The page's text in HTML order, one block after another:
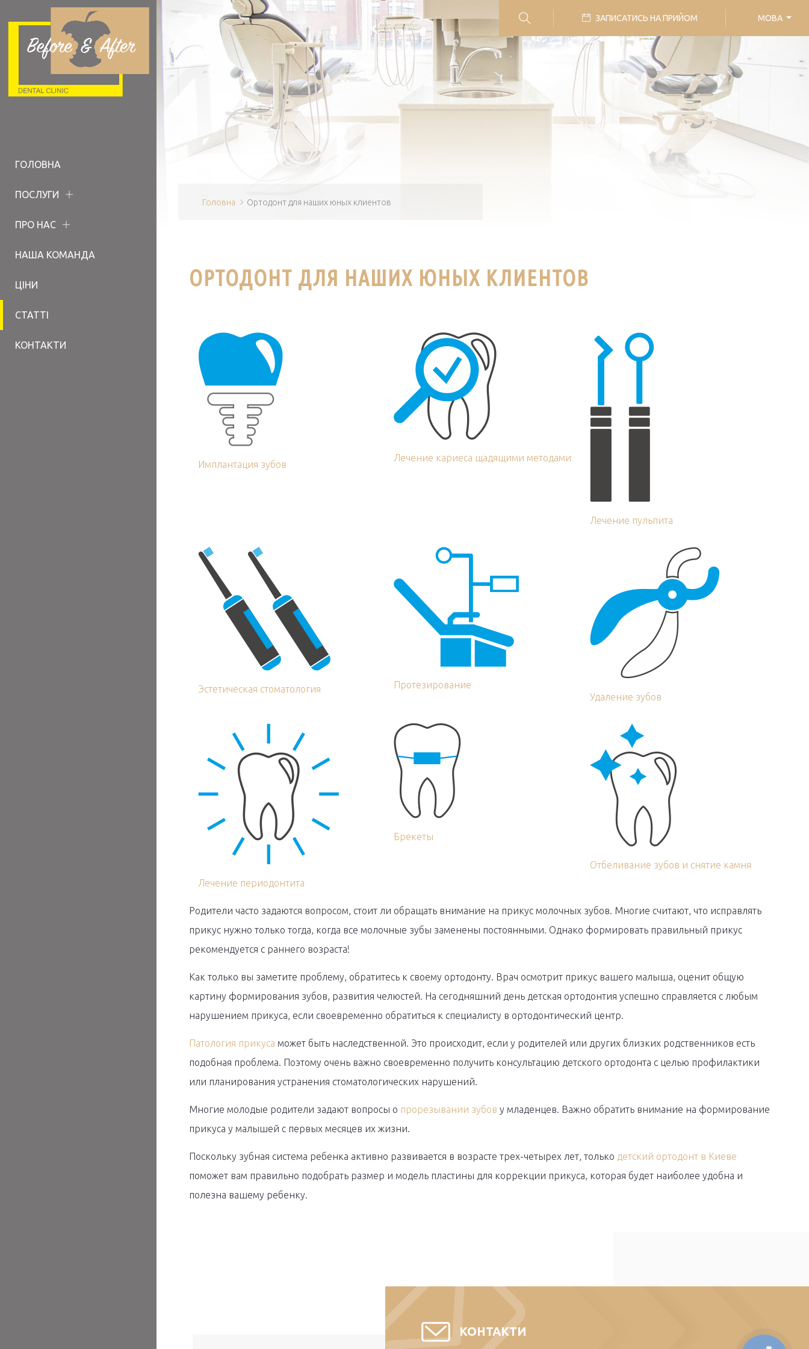
ГОЛОВНА
ПОСЛУГИ
ПРО НАС
НАША КОМАНДА
ЦІНИ
СТАТТІ
КОНТАКТИ
ЗАПИСАТИСЬ НА ПРИЙОМ МОВА
Головна Ортодонт для наших юных клиентов
ОРТОДОНТ ДЛЯ НАШИХ ЮНЫХ КЛИЕНТОВ
Имплантация зубов
Лечение кариеса щадящими методами
Лечение пульпита
Эстетическая стоматология
Протезирование
Удаление зубов
Лечение периодонтита
Брекеты
Отбеливание зубов и снятие камня
Родители часто задаются вопросом, стоит ли обращать внимание на прикус молочных зубов. Многие считают, что исправлять
прикус нужно только тогда, когда все молочные зубы заменены постоянными. Однако формировать правильный прикус
рекомендуется с раннего возраста!
Как только вы заметите проблему, обратитесь к своему ортодонту. Врач осмотрит прикус вашего малыша, оценит общую
картину формирования зубов, развития челюстей. На сегодняшний день детская ортодонтия успешно справляется с любым
нарушением прикуса, если своевременно обратиться к специалисту в ортодонтический центр.
Патология прикуса может быть наследственной. Это происходит, если у родителей или других близких родственников есть
подобная проблема. Поэтому очень важно своевременно получить консультацию детского ортодонта с целью профилактики
или планирования устранения стоматологических нарушений.
Многие молодые родители задают вопросы о прорезывании зубов у младенцев. Важно обратить внимание на формирование
прикуса у малышей с первых месяцев их жизни.
Поскольку зубная система ребенка активно развивается в возрасте трех-четырех лет, только детский ортодонт в Киеве
поможет вам правильно подобрать размер и модель пластины для коррекции прикуса, которая будет наиболее удобна и
полезна вашему ребенку.
КОНТАКТИ